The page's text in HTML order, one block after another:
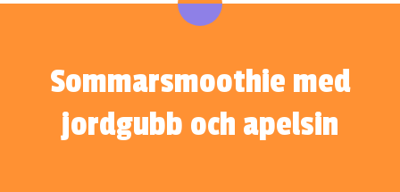
Sommarsmoothie med
jordgubb och apelsin